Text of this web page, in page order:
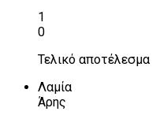
1
0
Τελικό αποτέλεσμα
Λαμία
Άρης